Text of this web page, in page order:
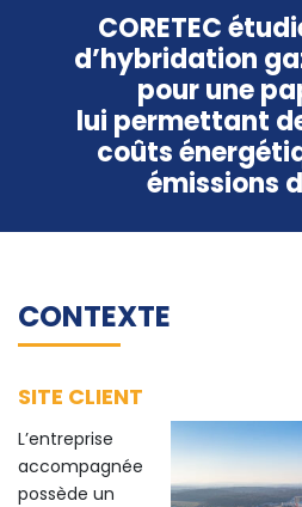
CORETEC
d’hybridation
pour une
lui permettant
coûts
émissions
CONTEXTE
SITE CLIENT
L’entreprise
accompagnée
possède un